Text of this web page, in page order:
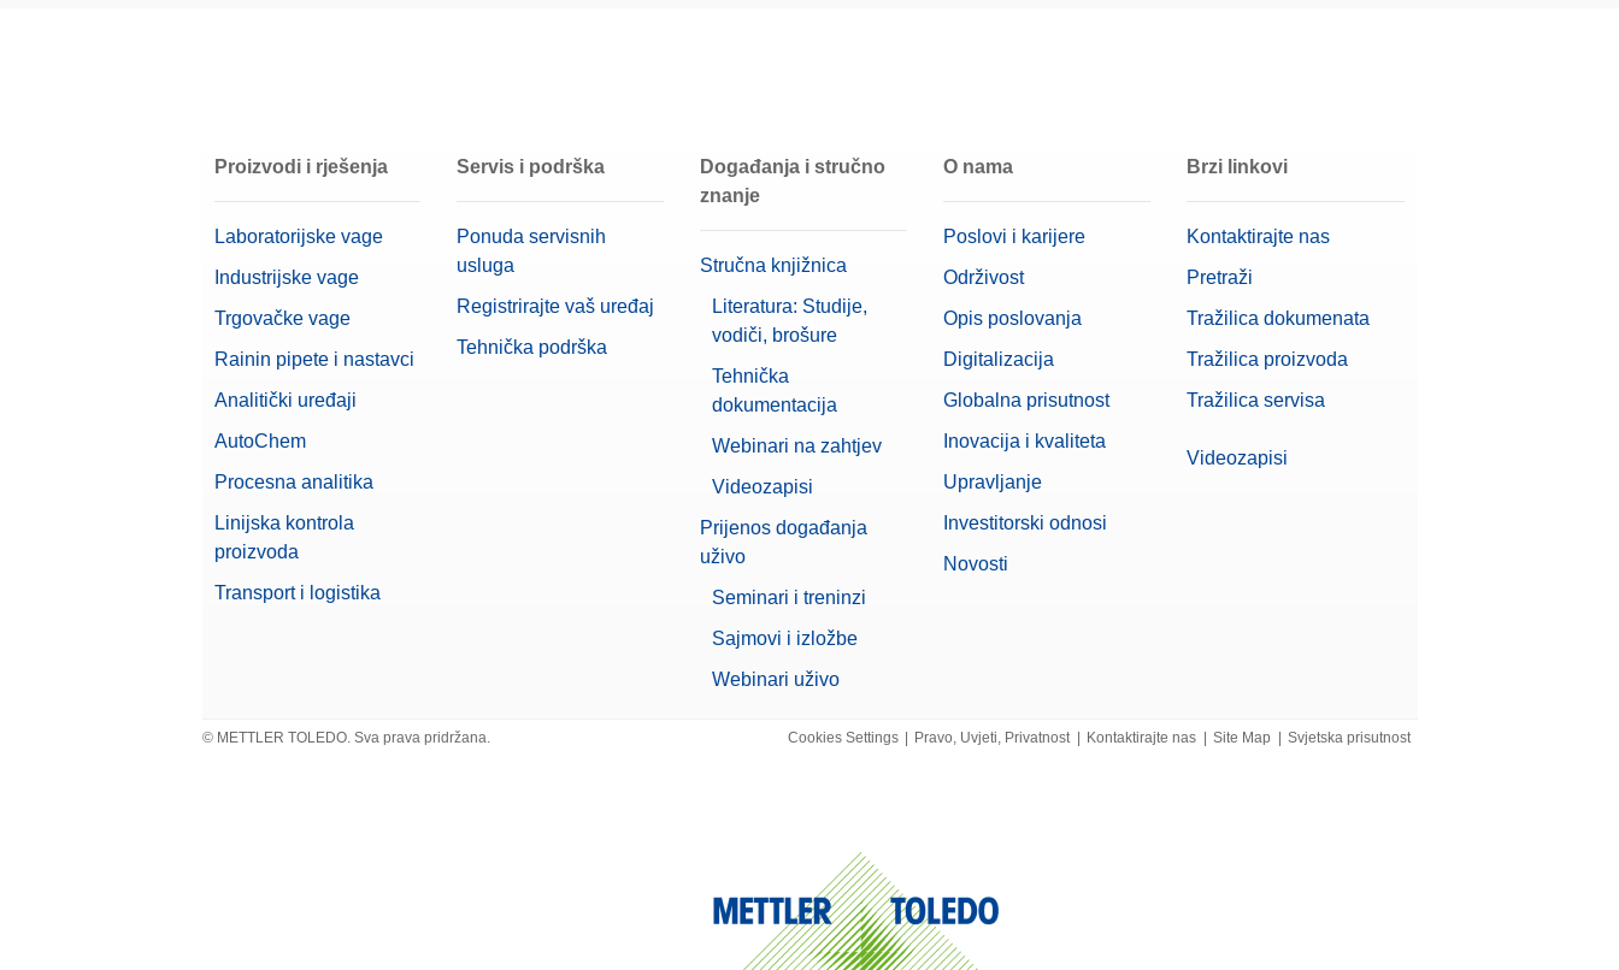
Proizvodi i rješenja
Laboratorijske vage
Industrijske vage
Trgovačke vage
Rainin pipete i nastavci
Analitički uređaji
AutoChem
Procesna analitika
Linijska kontrola
proizvoda
Transport i logistika
Servis i podrška
Ponuda servisnih
usluga
Registrirajte vaš uređaj
Tehnička podrška
Događanja i stručno
znanje
Stručna knjižnica
Literatura: Studije,
vodiči, brošure
Tehnička
dokumentacija
Webinari na zahtjev
Videozapisi
Prijenos događanja
uživo
Seminari i treninzi
Sajmovi i izložbe
Webinari uživo
O nama
Poslovi i karijere
Održivost
Opis poslovanja
Digitalizacija
Globalna prisutnost
Inovacija i kvaliteta
Upravljanje
Investitorski odnosi
Novosti
Brzi linkovi
Kontaktirajte nas
Pretraži
Tražilica dokumenata
Tražilica proizvoda
Tražilica servisa
Videozapisi
© METTLER TOLEDO. Sva prava pridržana. Cookies Settings Pravo, Uvjeti, Privatnost Kontaktirajte nas Site Map Svjetska prisutnost